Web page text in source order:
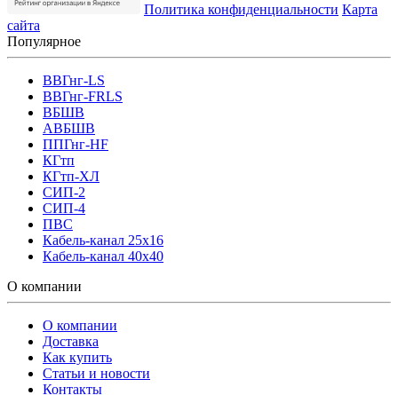
Политика конфиденциальности Карта
сайта
Популярное
ВВГнг-LS
ВВГнг-FRLS
ВБШВ
АВБШВ
ППГнг-HF
КГтп
КГтп-ХЛ
СИП-2
СИП-4
ПВС
Кабель-канал 25х16
Кабель-канал 40х40
О компании
О компании
Доставка
Как купить
Статьи и новости
Контакты